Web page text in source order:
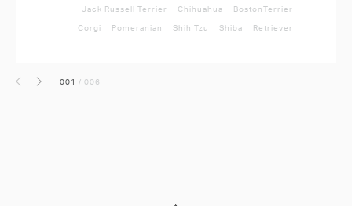
トをメンションしてInstagramに投稿するだけ。 思わ
ず笑ってしまう愛犬のベストショットをぜひご応募く
Jack Russell Terrier Chihuahua BostonTerrier
Corgi Pomeranian Shih Tzu Shiba Retriever
前へ 次へ 001 /006